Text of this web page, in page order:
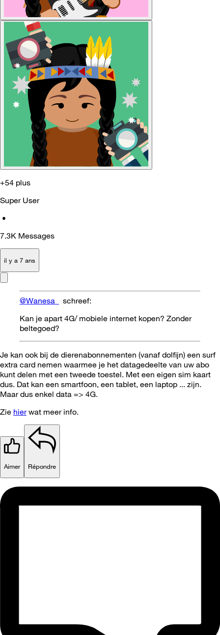
+54 plus
Super User
•
7.3K Messages
il y a 7 ans
@Wanesa_
schreef:
Kan je apart 4G/ mobiele internet kopen? Zonder
beltegoed?
Je kan ook bij de dierenabonnementen (vanaf dolfijn) een surf
extra card nemen waarmee je het datagedeelte van uw abo
kunt delen met een tweede toestel. Met een eigen sim kaart
dus. Dat kan een smartfoon, een tablet, een laptop ... zijn.
Maar dus enkel data => 4G.
Zie hierwat meer info.
Aimer Répondre